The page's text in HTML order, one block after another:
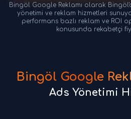
Bingöl Google Reklamı olarak
yönetimi ve reklam hizmetleri
performans bazlı reklam ve ROI
konusunda rekabetçi
Bingöl Google
Ads Yönetimi